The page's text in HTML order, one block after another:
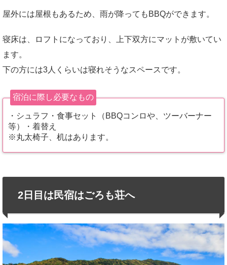
屋外には屋根もあるため、雨が降ってもBBQができます。
寝床は、ロフトになっており、上下双方にマットが敷いてい
ます。
下の方には3人くらいは寝れそうなスペースです。
宿泊に際し必要なもの
・シュラフ・食事セット（BBQコンロや、ツーバーナー
等）・着替え
※丸太椅子、机はあります。
2日目は民宿はごろも荘へ